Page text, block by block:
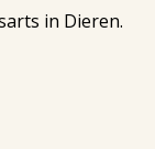
in Dieren.